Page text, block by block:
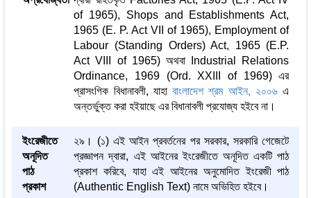
of 1965), Shops and Establishments Act,
1965 (E. P. Act VII of 1965), Employment of
Labour (Standing Orders) Act, 1965 (E.P.
Act VIII of 1965) অথবা Industrial Relations
Ordinance, 1969 (Ord. XXIII of 1969) এর
প্রাসংগিক বিধানাবলী, যাহাবাংলাদেশ শ্রম আইন, ২০০৬ এ
অন্তর্ভুক্ত করা হইয়াছে এর বিধানাবলী প্রযোজ্য হইবে না।
ইংরেজীতে
অনূদিত
পাঠ
প্রকাশ
২৯। (১) এই আইন প্রবর্তনের পর সরকার, সরকারি গেজেটে
প্রজ্ঞাপন দ্বারা, এই আইনের ইংরেজীতে অনূদিত একটি পাঠ
প্রকাশ করিবে, যাহা এই আইনের অনুমোদিত ইংরেজী পাঠ
(Authentic English Text) নামে অভিহিত হইবে।